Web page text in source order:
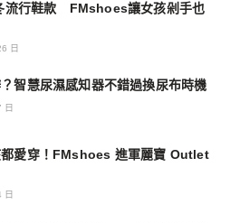
流行鞋款 FMshoes讓女孩剁手也
日
智慧尿濕感知器不錯過換尿布時機
日
都愛穿！FMshoes 進軍麗寶 Outlet
日